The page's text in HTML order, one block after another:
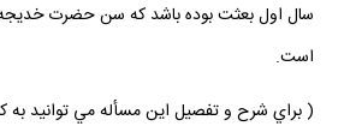
است.
( براي شرح و تفصيل اين مسأله مي توانيد به